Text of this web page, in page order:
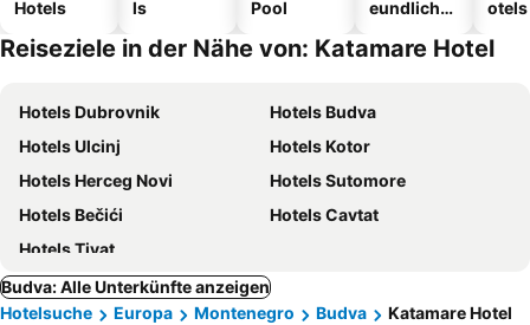
Hotels
ls
Pool
eundliche
otels
Reiseziele in der Nähe von: Katamare Hotel
Hotels Dubrovnik
Hotels Budva
Hotels Ulcinj
Hotels Kotor
Hotels Herceg Novi
Hotels Sutomore
Hotels Bečići
Hotels Cavtat
Hotels Tivat
Budva: Alle Unterkünfte anzeigen
Hotelsuche
Europa Montenegro Budva Katamare Hotel